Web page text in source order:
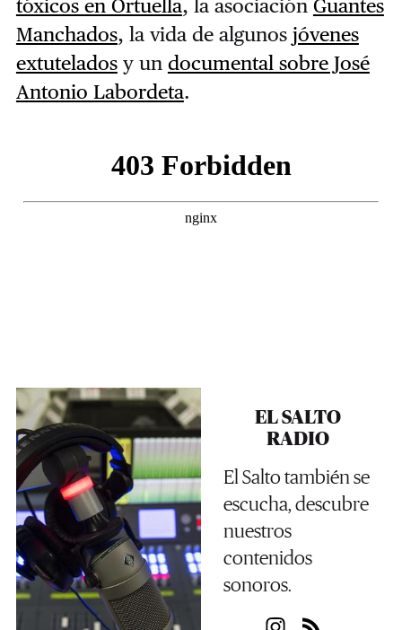
tóxicos en Ortuella, la asociación Guantes
Manchados, la vida de algunos jóvenes
extuteladosy un documental sobre José
Antonio Labordeta.
EL SALTO
RADIO
El Salto también se
escucha, descubre
nuestros
contenidos
sonoros.